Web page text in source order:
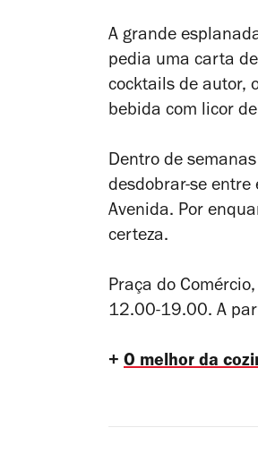
A grande
pedia uma carta
cocktails de autor,
bebida com licor
Dentro de
desdobrar-se entre
Avenida. Por
certeza.
Praça do
12.00-19.00. A
+ O melhor da